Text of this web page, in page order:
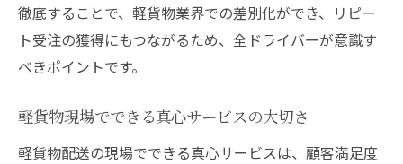
徹底することで、軽貨物業界での差別化ができ、リピー
ト受注の獲得にもつながるため、全ドライバーが意識す
べきポイントです。
軽貨物現場でできる真心サービスの大切さ
軽貨物配送の現場でできる真心サービスは、顧客満足度